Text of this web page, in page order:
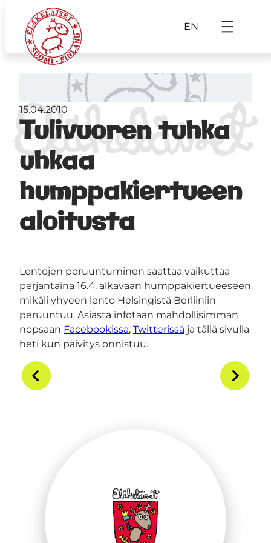
EN
Tulivuoren tuhka
uhkaa
humppakiertueen
aloitusta
15.04.2010
Lentojen peruuntuminen saattaa vaikuttaa
perjantaina 16.4. alkavaan humppakiertueeseen
mikäli yhyeen lento Helsingistä Berliiniin
peruuntuu. Asiasta infotaan mahdollisimman
nopsaan Facebookissa, Twitterissä ja tällä sivulla
heti kun päivitys onnistuu.